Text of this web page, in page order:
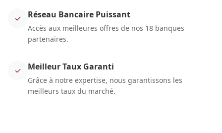
✓ Réseau Bancaire Puissant
Accès aux meilleures offres de nos 18 banques
partenaires.
✓ Meilleur Taux Garanti
Grâce à notre expertise, nous garantissons les
meilleurs taux du marché.